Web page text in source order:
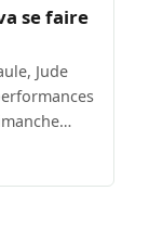
se faire
Jude